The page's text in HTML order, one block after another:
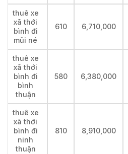
thuê xe
xã thới
bình đi
mũi né
610 6,710,000
thuê xe
xã thới
bình đi
bình
thuận
580 6,380,000
thuê xe
xã thới
bình đi
ninh
thuận
810 8,910,000